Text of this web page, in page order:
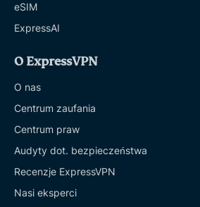
eSIM
ExpressAI
O ExpressVPN
O nas
Centrum zaufania
Centrum praw
Audyty dot. bezpieczeństwa
Recenzje ExpressVPN
Nasi eksperci